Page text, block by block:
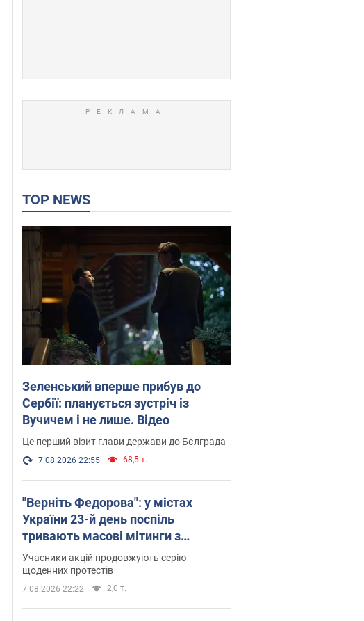
TOP NEWS
Зеленський вперше прибув до
Сербії: планується зустріч із
Вучичем і не лише. Відео
Це перший візит глави держави до Бєлграда
7.08.2026 22:55 68,5 т.
"Верніть Федорова": у містах
України 23-й день поспіль
тривають масові мітинги з
картонками. Фото і відео
Учасники акцій продовжують серію
щоденних протестів
7.08.2026 22:22 2,0 т.